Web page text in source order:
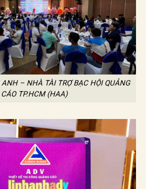
– NHÀ TÀI TRỢ BẠC HỘI QUẢNG
CÁO TP.HCM (HAA)